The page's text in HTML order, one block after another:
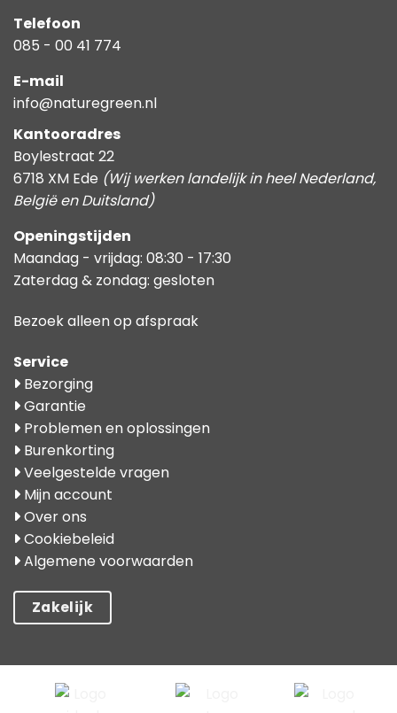
Telefoon
085 - 00 41 774
E-mail
info@naturegreen.nl
Kantooradres
Boylestraat 22
6718 XM Ede (Wij werken landelijk in heel Nederland,
België en Duitsland)
Openingstijden
Maandag - vrijdag: 08:30 - 17:30
Zaterdag & zondag: gesloten
Bezoek alleen op afspraak
Service
Bezorging
Garantie
Problemen en oplossingen
Burenkorting
Veelgestelde vragen
Mijn account
Over ons
Cookiebeleid
Algemene voorwaarden
Zakelijk